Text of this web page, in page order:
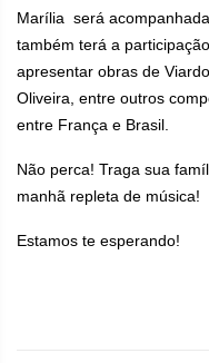
Marília será
também terá a
apresentar obras de
Oliveira, entre outros
entre França e Brasil.
Não perca! Traga sua
manhã repleta de música!
Estamos te esperando!